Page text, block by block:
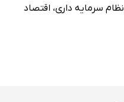
نظام سرمایه داری، اقتصاد